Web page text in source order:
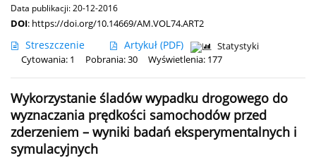
Data publikacji: 20-12-2016
DOI: https://doi.org/10.14669/AM.VOL74.ART2
Streszczenie Artykuł (PDF)
Statystyki
Cytowania: 1
Pobrania: 30 Wyświetlenia: 177
Wykorzystanie śladów wypadku drogowego do
wyznaczania prędkości samochodów przed
zderzeniem – wyniki badań eksperymentalnych i
symulacyjnych